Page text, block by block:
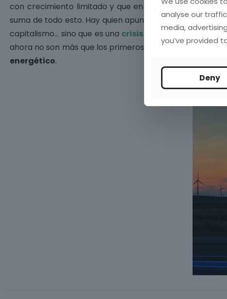
con crecimiento limitado y que en pocos años han
suma de todo esto. Hay quien apunta que, otro de los
capitalismo… sino que es una crisis del modelo
ahora no son más que los primeros coletazos, los
energético.
analyse our
media,
you’ve provided
Deny